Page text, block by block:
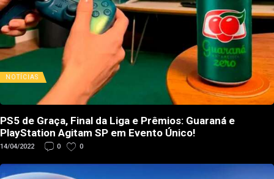
NOTÍCIAS
PS5 de Graça, Final da Liga e Prêmios: Guaraná e
PlayStation Agitam SP em Evento Único!
14/04/2022 0 0